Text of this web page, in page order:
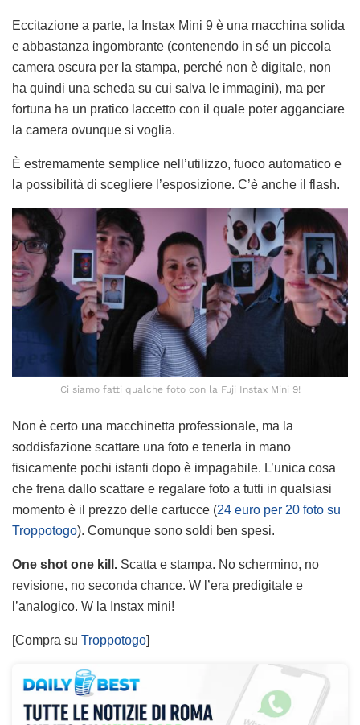
Eccitazione a parte, la Instax Mini 9 è una macchina solida
e abbastanza ingombrante (contenendo in sé un piccola
camera oscura per la stampa, perché non è digitale, non
ha quindi una scheda su cui salva le immagini), ma per
fortuna ha un pratico laccetto con il quale poter agganciare
la camera ovunque si voglia.
È estremamente semplice nell’utilizzo, fuoco automatico e
la possibilità di scegliere l’esposizione. C’è anche il flash.
Ci siamo fatti qualche foto con la Fuji Instax Mini 9!
Non è certo una macchinetta professionale, ma la
soddisfazione scattare una foto e tenerla in mano
fisicamente pochi istanti dopo è impagabile. L’unica cosa
che frena dallo scattare e regalare foto a tutti in qualsiasi
momento è il prezzo delle cartucce (24 euro per 20 foto su
Troppotogo). Comunque sono soldi ben spesi.
One shot one kill. Scatta e stampa. No schermino, no
revisione, no seconda chance. W l’era predigitale e
l’analogico. W la Instax mini!
[Compra su Troppotogo]